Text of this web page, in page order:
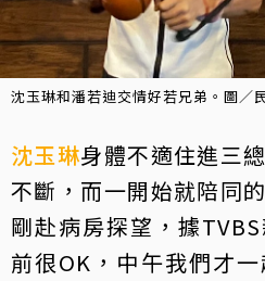
沈玉琳和潘若迪交情好若兄弟。圖／
沈玉琳身體不適住進三
不斷，而一開始就陪同
剛赴病房探望，據
前很OK，中午我們才